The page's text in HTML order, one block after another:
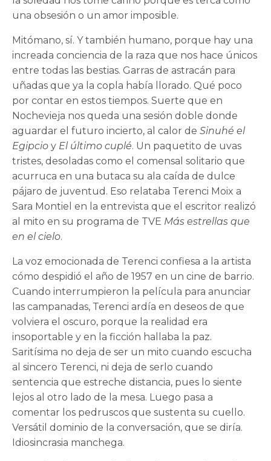
una obsesión o un amor imposible.
Mitómano, sí. Y también humano, porque hay una
increada conciencia de la raza que nos hace únicos
entre todas las bestias. Garras de astracán para
uñadas que ya la copla había llorado. Qué poco
por contar en estos tiempos. Suerte que en
Nochevieja nos queda una sesión doble donde
aguardar el futuro incierto, al calor deSinuhé el
Egipcio y El último cuplé. Un paquetito de uvas
tristes, desoladas como el comensal solitario que
acurruca en una butaca su ala caída de dulce
pájaro de juventud. Eso relataba Terenci Moix a
Sara Montiel en la entrevista que el escritor realizó
al mito en su programa de TVE Más estrellas que
en el cielo.
La voz emocionada de Terenci confiesa a la artista
cómo despidió el año de 1957 en un cine de barrio.
Cuando interrumpieron la película para anunciar
las campanadas, Terenci ardía en deseos de que
volviera el oscuro, porque la realidad era
insoportable y en la ficción hallaba la paz.
Saritísima no deja de ser un mito cuando escucha
al sincero Terenci, ni deja de serlo cuando
sentencia que estreche distancia, pues lo siente
lejos al otro lado de la mesa. Luego pasa a
comentar los pedruscos que sustenta su cuello.
Versátil dominio de la conversación, que se diría.
Idiosincrasia manchega.